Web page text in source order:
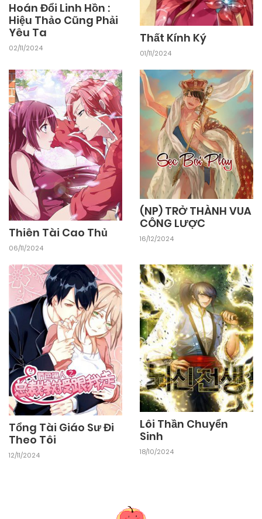
Chapter 16 28/09/2024
Chapter 15
Chapter 14 28/09/2024
Chapter 13 28/09/2024
Chapter 12 28/09/2024
Chapter 11 28/09/2024
Chapter 9 28/09/2024
Chapter 8 28/09/2024
Chapter 7 28/09/2024
Chapter 6 28/09/2024
Chapter 5
Hoán Đổi Linh Hồn :
Hiệu Thảo Cũng Phải
Yêu Ta
02/11/2024
Thất Kính Ký
01/11/2024
Thiên Tài Cao Thủ
06/11/2024
(NP) TRỞ THÀNH VUA
CÔNG LƯỢC
16/12/2024
Tổng Tài Giáo Sư Đi
Theo Tôi
12/11/2024
Lôi Thần Chuyển
Sinh
18/10/2024